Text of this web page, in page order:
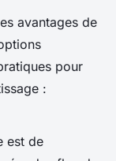
avantages de
pour
:
est de